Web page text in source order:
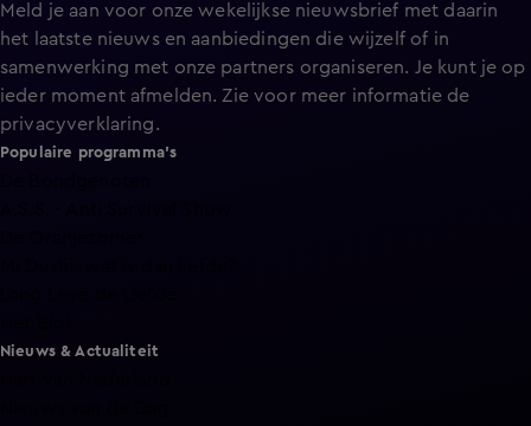
Meld je aan voor onze wekelijkse nieuwsbrief met daarin
het laatste nieuws en aanbiedingen die wijzelf of in
samenwerking met onze partners organiseren. Je kunt je op
ieder moment afmelden. Zie voor meer informatie de
privacyverklaring.
Populaire programma's
Nieuws & Actualiteit